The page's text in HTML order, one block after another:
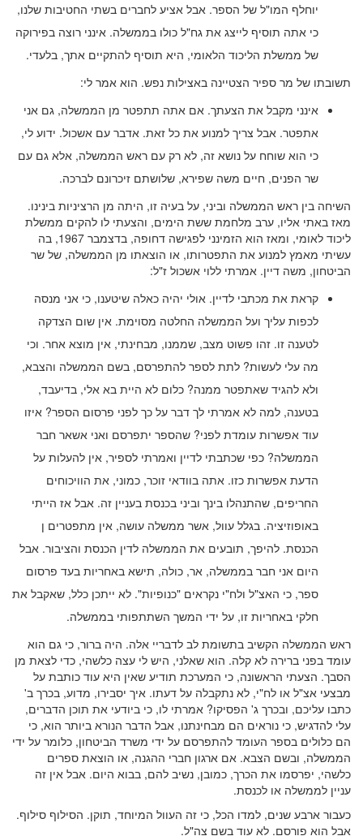
יוחלף המו"ל של הספר. אבל אציע לחברים בשתי החטיבות שלנו,
כי אתה תוסיף לייצג את גח"ל כולו בממשלה. אינני רוצה בפירוקה
של ממשלת הליכוד הלאומי, היא תוסיף להתקיים אתך, בלעדי.
תשובתו של מר ספיר הצטיינה באצילות נפש. הוא אמר לי:
אינני מקבל את הצעתך. אם אתה תתפטר מן הממשלה, גם אני
אתפטר. אבל צריך למנוע את כל זאת. אדבר עם אשכול. ידוע לי,
כי הוא שוחח על נושא זה, לא רק עם ראש הממשלה, אלא גם עם
שר הפנים, חיים משה שפירא, שלושתם זיכרונם לברכה.
השיחה בין ראש הממשלה וביני, על בעיה זו, היתה מן הרציניות בינינו.
מאז באתי אליו, ערב מלחמת ששת הימים, והצעתי לו להקים ממשלת
ליכוד לאומי, ומאז הוא הזמינני לפגישה דחופה, בדצמבר 1967, בה
עשיתי מאמץ למנוע את התפטרותו, או הוצאתו מן הממשלה, של שר
הביטחון, משה דיין. אמרתי ללוי אשכול ז"ל:
קראת את מכתבי לדיין. אולי יהיה כאלה שיטענו, כי אני מנסה
לכפות עליך ועל הממשלה החלטה מסוימת. אין שום הצדקה
לטענה זו. זהו פשוט מצב, שממנו, מבחינתי, אין מוצא אחר. וכי
מה עלי לעשות? לתת לספר להתפרסם, בשם הממשלה והצבא,
ולא להגיד שאתפטר ממנה? כלום לא היית בא אלי, בדיעבד,
בטענה, למה לא אמרתי לך דבר על כך לפני פרסום הספר? איזו
עוד אפשרות עומדת לפני? שהספר יתפרסם ואני אשאר חבר
הממשלה? כפי שכתבתי לדיין ואמרתי לספיר, אין להעלות על
הדעת אפשרות כזו. אתה בוודאי זוכר, כמוני, את הוויכוחים
החריפים, שהתנהלו בינך וביני בכנסת בעניין זה. אבל אז הייתי
באופוזיציה. בגלל עוול, אשר ממשלה עושה, אין מתפטרים ן
הכנסת. להיפך, תובעים את הממשלה לדין הכנסת והציבור. אבל
היום אני חבר בממשלה, אר, כולה, תישא באחריות בעד פרסום
ספר, כי האצ"ל ולח"י נקראים "כנופיות". לא ייתכן כלל, שאקבל את
חלקי באחריות זו, על ידי המשך השתתפותי בממשלה.
ראש הממשלה הקשיב בתשומת לב לדבריי אלה. היה ברור, כי גם הוא
עומד בפני ברירה לא קלה. הוא שאלני, היש לי עצה כלשהי, כדי לצאת מן
הסבך. הצעתי הראשונה, כי המערכת תודיע שאין היא עוד כותבת על
מבצעי אצ"ל או לח"י, לא נתקבלה על דעתו. איך יסבירו, מדוע, בכרך ב'
כתבו עליכם, ובכרך ג' הפסיקו? אמרתי לו, כי ביודעי את תוכן הדברים,
עלי להדגיש, כי נוראים הם מבחינתנו, אבל הדבר הנורא ביותר הוא, כי
הם כלולים בספר העומד להתפרסם על ידי משרד הביטחון, כלומר על ידי
הממשלה, ובשם הצבא. אם ארגון חברי ההגנה, או הוצאת ספרים
כלשהי, יפרסמו את הכרך, כמובן, נשיב להם, בבוא היום. אבל אין זה
עניין לממשלה או לכנסת.
כעבור ארבע שנים, למדו הכל, כי זה העוול המיוחד, תוקן. הסילוף סילוף.
אבל הוא פורסם. לא עוד בשם צה"ל.